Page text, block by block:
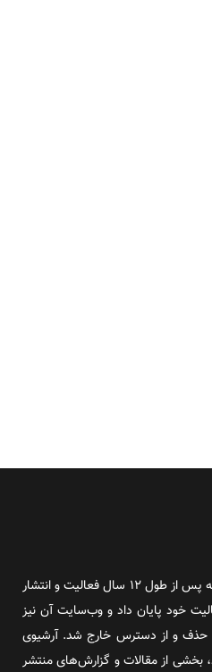
روز آنلاین روزنامه‌ای اینترنتی بود که پس از طول ۱۲ سال فعالیت و انتشار
در سال ۲۰۱۶ به فعالیت خود پایان داد و وب‌سایت آن نیز
حذف و از دسترس خارج شد. آرشیوی
از مقالات و گزارش‌های منتشر